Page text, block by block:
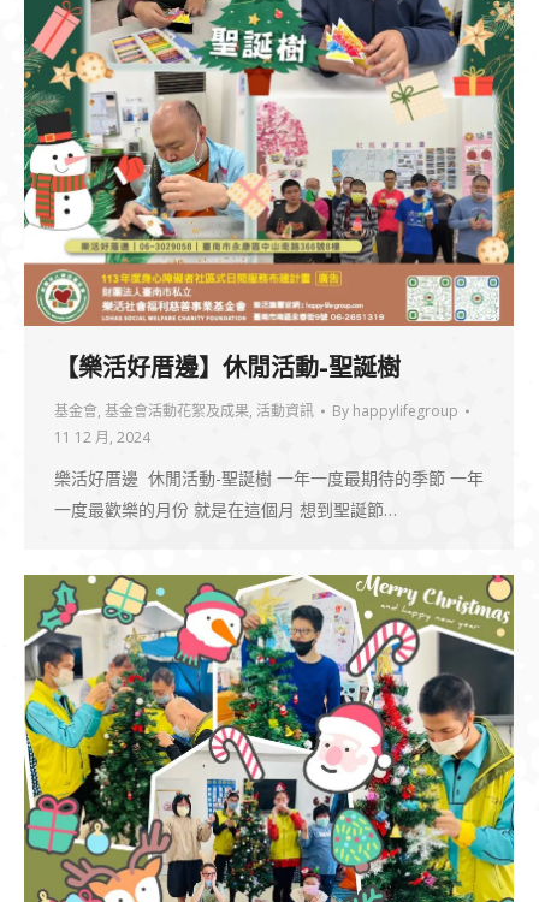
【樂活好厝邊】休閒活動-聖誕樹
基金會, 基金會活動花絮及成果, 活動資訊 By happylifegroup
11 12 月, 2024
樂活好厝邊 休閒活動-聖誕樹 一年一度最期待的季節 一年
一度最歡樂的月份 就是在這個月 想到聖誕節…